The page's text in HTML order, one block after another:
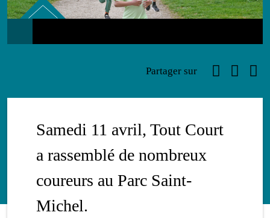
Partager sur
Facebook
Samedi 11 avril, Tout Court
a rassemblé de nombreux
coureurs au Parc Saint-
Michel.